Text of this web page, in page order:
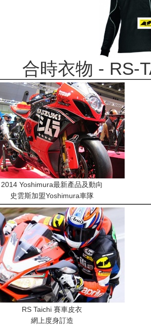
合時衣物 - RS-
2014 Yoshimura最新產品及動向
史雲斯加盟Yoshimura車隊
RS Taichi 賽車皮衣
網上度身訂造